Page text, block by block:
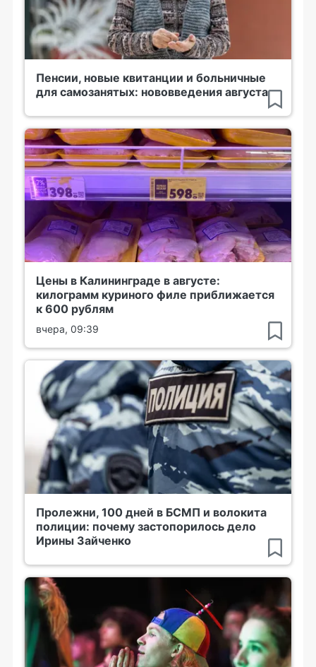
Пенсии, новые квитанции и больничные
для самозанятых: нововведения августа
Цены в Калининграде в августе:
килограмм куриного филе приближается
к 600 рублям
вчера, 09:39
Пролежни, 100 дней в БСМП и волокита
полиции: почему застопорилось дело
Ирины Зайченко